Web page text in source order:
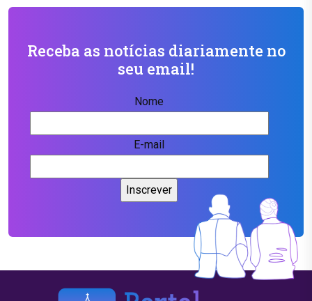
Receba as notícias diariamente no
seu email!
Nome
E-mail